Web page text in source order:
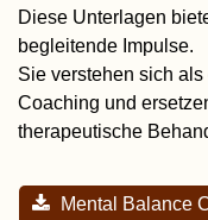
Diese Unterlagen
begleitende Impulse.
Sie verstehen sich
Coaching und
therapeutische
Mental Balance